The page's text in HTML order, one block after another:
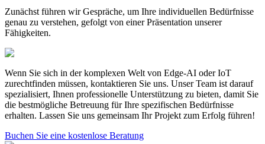
Zunächst führen wir Gespräche, um Ihre individuellen Bedürfnisse
genau zu verstehen, gefolgt von einer Präsentation unserer
Fähigkeiten.
Wenn Sie sich in der komplexen Welt von Edge-AI oder IoT
zurechtfinden müssen, kontaktieren Sie uns. Unser Team ist darauf
spezialisiert, Ihnen professionelle Unterstützung zu bieten, damit Sie
die bestmögliche Betreuung für Ihre spezifischen Bedürfnisse
erhalten. Lassen Sie uns gemeinsam Ihr Projekt zum Erfolg führen!
Buchen Sie eine kostenlose Beratung